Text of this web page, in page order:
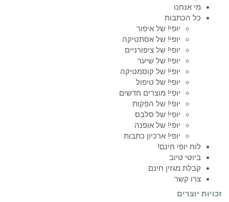
מי אנחנו
כל הכתבות
יופי! של איפור
יופי! של אסתטיקה
יופי! של ציפורניים
יופי! של שיער
יופי! של קוסמטיקה
יופי! של טיפול
יופי! מוצרים חדשים
יופי! של הפקות
יופי! של סלבס
יופי! של אופנה
יופי! ארכיון כתבות
לוח יופי חינם!
ביוטי טיוב
קבלת מגזין חינם
צרו קשר
זכויות יוצרים